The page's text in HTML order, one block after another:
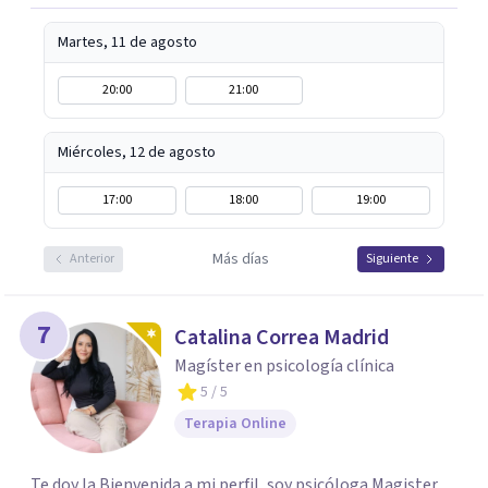
Martes, 11 de agosto
20:00 21:00
Miércoles, 12 de agosto
17:00 18:00 19:00
Anterior Más días Siguiente
7 Catalina Correa Madrid
Magíster en psicología clínica
5 / 5
Terapia Online